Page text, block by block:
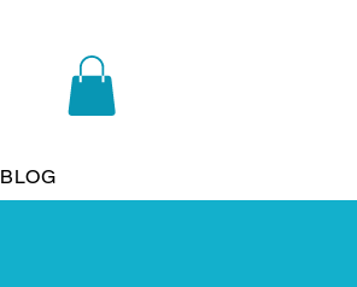
BLOG